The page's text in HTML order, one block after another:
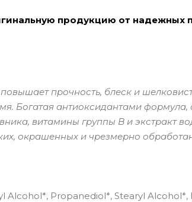
продукцию от надежных
прочность, блеск и
Богатая антиоксидантами
витамины группы B и экстракт
окрашенных и чрезмерно
Alcohol*, Propanediol*, Stearyl Alcohol*,